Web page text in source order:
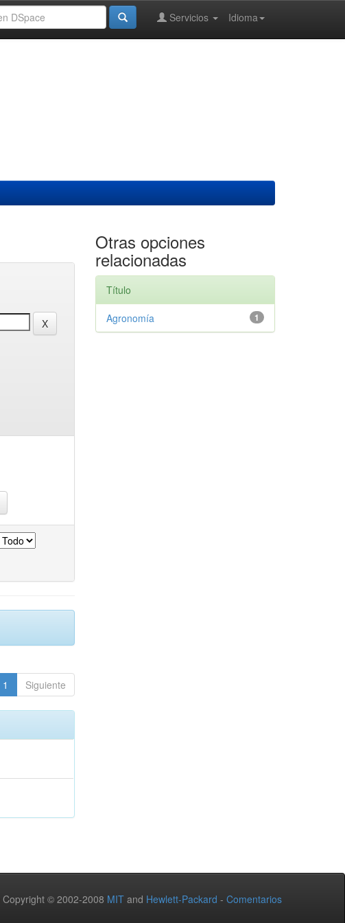
Idioma
Servicios
1 Siguiente
Otras opciones
relacionadas
Título
1
Agronomía
Copyright © 2002-2008 MIT and Hewlett-Packard - Comentarios